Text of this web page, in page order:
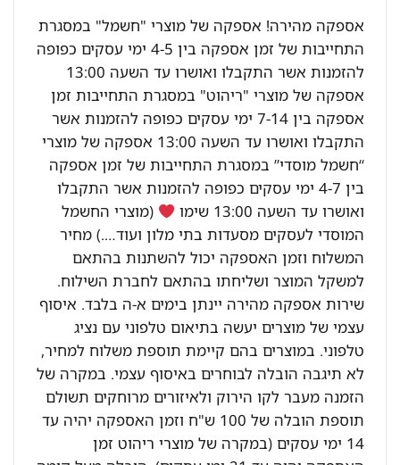
אספקה מהירה! אספקה של מוצרי "חשמל" במסגרת
התחייבות של זמן אספקה בין 4-5 ימי עסקים כפופה
להזמנות אשר התקבלו ואושרו עד השעה 13:00
אספקה של מוצרי "ריהוט" במסגרת התחייבות זמן
אספקה בין 7-14 ימי עסקים כפופה להזמנות אשר
התקבלו ואושרו עד השעה 13:00 אספקה של מוצרי
“חשמל מוסדי” במסגרת התחייבות של זמן אספקה
בין 4-7 ימי עסקים כפופה להזמנות אשר התקבלו
ואושרו עד השעה 13:00 שימו
(מוצרי החשמל
המוסדי לעסקים מסעדות בתי מלון ועוד….) מחיר
המשלוח וזמן האספקה יכול להשתנות בהתאם
למשקל המוצר ושליחתו בהתאם לחברת השילוח.
שירות אספקה מהירה יינתן בימים א-ה בלבד. איסוף
עצמי של מוצרים יעשה בתיאום טלפוני עם נציג
טלפוני. במוצרים בהם קיימת תוספת משלוח למחיר,
לא תיגבה הובלה לבוחרים באיסוף עצמי. במקרה של
הזמנה מעבר לקו הירוק ולאיזורים מרוחקים תשולם
תוספת הובלה של 100 ש"ח וזמן האספקה יהיה עד
14 ימי עסקים (במקרה של מוצרי ריהוט זמן